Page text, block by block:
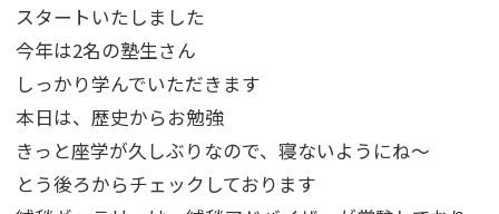
スタートいたしました
今年は2名の塾生さん
しっかり学んでいただきます
本日は、歴史からお勉強
きっと座学が久しぶりなので、寝ないようにね～
とう後ろからチェックしております